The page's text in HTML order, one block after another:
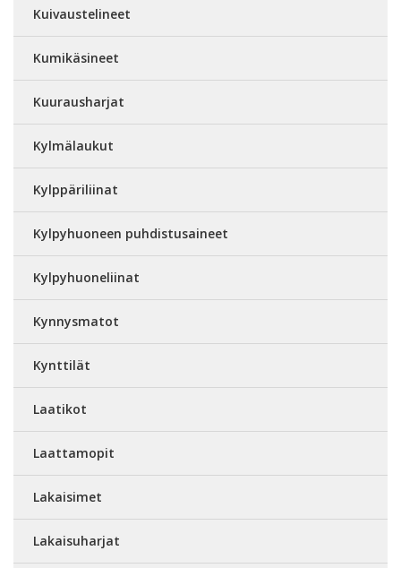
Kuivaustelineet
Kumikäsineet
Kuurausharjat
Kylmälaukut
Kylppäriliinat
Kylpyhuoneen puhdistusaineet
Kylpyhuoneliinat
Kynnysmatot
Kynttilät
Laatikot
Laattamopit
Lakaisimet
Lakaisuharjat